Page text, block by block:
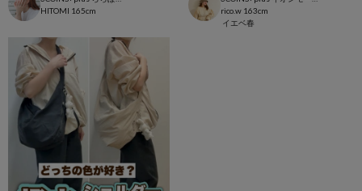
HITOMI 165cm
rico.w 163cm
イエベ春